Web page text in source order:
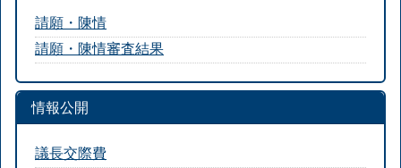
請願・陳情
請願・陳情審査結果
情報公開
議長交際費